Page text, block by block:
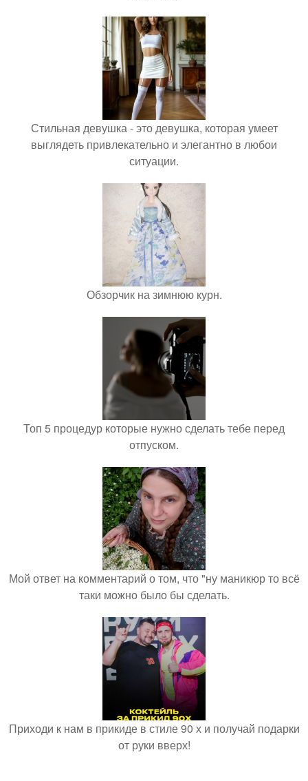
Стильная девушка - это девушка, которая умеет
выглядеть привлекательно и элегантно в любои
ситуации.
Обзорчик на зимнюю курн.
Топ 5 процедур которые нужно сделать тебе перед
отпуском.
Мой ответ на комментарий о том, что "ну маникюр то всё
таки можно было бы сделать.
Приходи к нам в прикиде в стиле 90 х и получай подарки
от руки вверх!